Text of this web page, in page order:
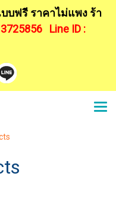
บฟรี ราคาไม่แพง ร้า
Line ID :